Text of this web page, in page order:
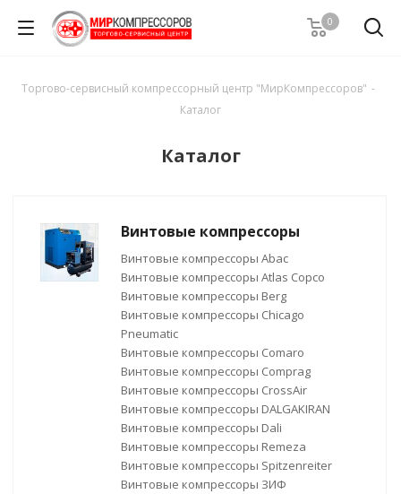
0
Торгово-сервисный компрессорный центр "МирКомпрессоров" -
Каталог
Каталог
Винтовые компрессоры
Винтовые компрессоры Abac
Винтовые компрессоры Atlas Copco
Винтовые компрессоры Berg
Винтовые компрессоры Chicago
Pneumatic
Винтовые компрессоры Comaro
Винтовые компрессоры Comprag
Винтовые компрессоры CrossAir
Винтовые компрессоры DALGAKIRAN
Винтовые компрессоры Dali
Винтовые компрессоры Remeza
Винтовые компрессоры Spitzenreiter
Винтовые компрессоры ЗИФ